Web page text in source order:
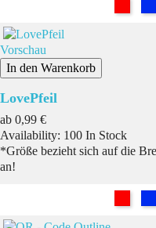
Vorschau
In den Warenkorb
LovePfeil
ab Preis
0,99 €
Availability: 100 In Stock
*Größe bezieht sich auf die
an!